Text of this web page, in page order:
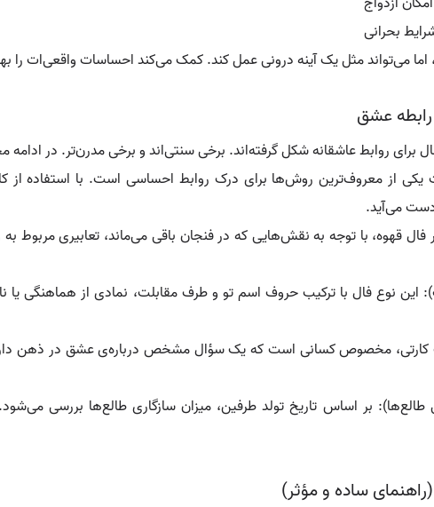
بحرانی
می‌تواند مثل یک آینه درونی عمل کند. کمک می‌کند احساسات واقعی‌ات را
عشق
برای روابط عاشقانه شکل گرفته‌اند. برخی سنتی‌اند و برخی مدرن‌تر. در
یکی از معروف‌ترین روش‌ها برای درک روابط احساسی است. با استفاده از
می‌آید.
قهوه، با توجه به نقش‌هایی که در فنجان باقی می‌ماند، تعابیری مربوط
نوع فال با ترکیب حروف اسم تو و طرف مقابلت، نمادی از هماهنگی یا
کارتی، مخصوص کسانی است که یک سؤال مشخص درباره‌ی عشق در ذهن
بر اساس تاریخ تولد طرفین، میزان سازگاری طالع‌ها بررسی
ساده و مؤثر)